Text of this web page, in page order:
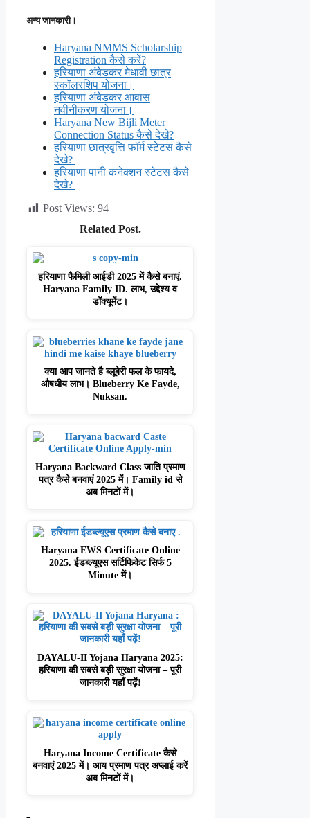
अन्य जानकारी।
Haryana NMMS Scholarship
Registration कैसे करें?
हरियाणा अंबेडकर मेधावी छात्र
स्कॉलरशिप योजना।
हरियाणा अंबेडकर आवास
नवीनीकरण योजना।
Haryana New Bijli Meter
Connection Status कैसे देखे?
हरियाणा छात्रवृत्ति फॉर्म स्टेटस कैसे
देखे?
हरियाणा पानी कनेक्शन स्टेटस कैसे
देखे?
Post Views: 94
Related Post.
हरियाणा फैमिली आईडी 2025 में कैसे बनाएं.
Haryana Family ID. लाभ, उद्देश्य व
डॉक्यूमेंट।
क्या आप जानते है ब्लूबेरी फल के फायदे,
औषधीय लाभ। Blueberry Ke Fayde,
Nuksan.
Haryana Backward Class जाति प्रमाण
पत्र कैसे बनवाएं 2025 में। Family id से
अब मिनटों में।
Haryana EWS Certificate Online
2025. ईडब्ल्यूएस सर्टिफिकेट सिर्फ 5
Minute में।
DAYALU-II Yojana Haryana 2025:
हरियाणा की सबसे बड़ी सुरक्षा योजना – पूरी
जानकारी यहाँ पढ़ें!
Haryana Income Certificate कैसे
बनवाएं 2025 में। आय प्रमाण पत्र अप्लाई करें
अब मिनटों में।